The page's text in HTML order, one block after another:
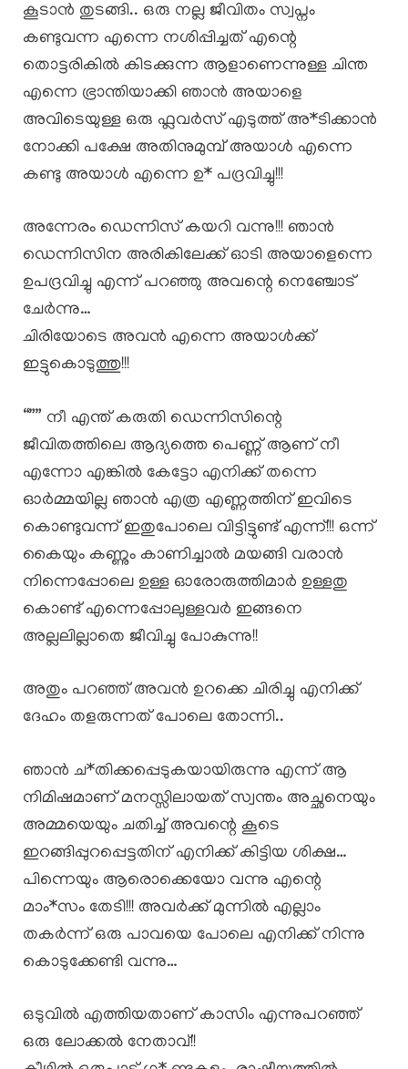
കൂടാൻ തുടങ്ങി.. ഒരു നല്ല ജീവിതം സ്വപ്നം
കണ്ടുവന്ന എന്നെ നശിപ്പിച്ചത് എന്റെ
തൊട്ടരികിൽ കിടക്കുന്ന ആളാണെന്നുള്ള ചിന്ത
എന്നെ ഭ്രാന്തിയാക്കി ഞാൻ അയാളെ
അവിടെയുള്ള ഒരു ഫ്ലവർസ് എടുത്ത് അ*ടിക്കാൻ
നോക്കി പക്ഷേ അതിനുമുമ്പ് അയാൾ എന്നെ
കണ്ടു അയാൾ എന്നെ ഉ* പദ്രവിച്ചു!!!
അന്നേരം ഡെന്നിസ് കയറി വന്നു!!! ഞാൻ
ഡെന്നിസിന അരികിലേക്ക് ഓടി അയാളെന്നെ
ഉപദ്രവിച്ചു എന്ന് പറഞ്ഞു അവന്റെ നെഞ്ചോട്
ചേർന്നു…
ചിരിയോടെ അവൻ എന്നെ അയാൾക്ക്
ഇട്ടുകൊടുത്തു!!!
“”” നീ എന്ത് കരുതി ഡെന്നിസിന്റെ
ജീവിതത്തിലെ ആദ്യത്തെ പെണ്ണ് ആണ് നീ
എന്നോ എങ്കിൽ കേട്ടോ എനിക്ക് തന്നെ
ഓർമ്മയില്ല ഞാൻ എത്ര എണ്ണത്തിന് ഇവിടെ
കൊണ്ടുവന്ന് ഇതുപോലെ വിട്ടിട്ടുണ്ട് എന്ന്!!! ഒന്ന്
കൈയും കണ്ണും കാണിച്ചാൽ മയങ്ങി വരാൻ
നിന്നെപ്പോലെ ഉള്ള ഓരോരുത്തിമാർ ഉള്ളതു
കൊണ്ട് എന്നെപ്പോലുള്ളവർ ഇങ്ങനെ
അല്ലലില്ലാതെ ജീവിച്ചു പോകുന്നു!!
അതും പറഞ്ഞ് അവൻ ഉറക്കെ ചിരിച്ചു എനിക്ക്
ദേഹം തളരുന്നത് പോലെ തോന്നി..
ഞാൻ ച*തിക്കപ്പെടുകയായിരുന്നു എന്ന് ആ
നിമിഷമാണ് മനസ്സിലായത് സ്വന്തം അച്ഛനെയും
അമ്മയെയും ചതിച്ച് അവന്റെ കൂടെ
ഇറങ്ങിപ്പുറപ്പെട്ടതിന് എനിക്ക് കിട്ടിയ ശിക്ഷ…
പിന്നെയും ആരൊക്കെയോ വന്നു എന്റെ
മാം*സം തേടി!!! അവർക്ക് മുന്നിൽ എല്ലാം
തകർന്ന് ഒരു പാവയെ പോലെ എനിക്ക് നിന്നു
കൊടുക്കേണ്ടി വന്നു…
ഒടുവിൽ എത്തിയതാണ് കാസിം എന്നുപറഞ്ഞ്
ഒരു ലോക്കൽ നേതാവ്!!